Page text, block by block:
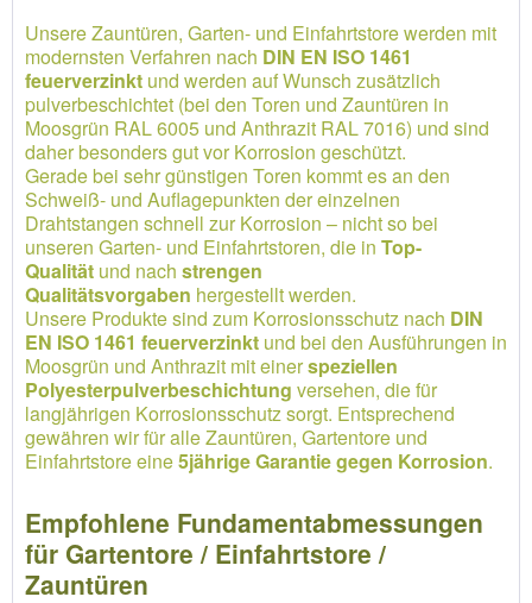
Unsere Zauntüren, Garten- und Einfahrtstore werden mit
modernsten Verfahren nach DIN EN ISO 1461
feuerverzinkt und werden auf Wunsch zusätzlich
pulverbeschichtet (bei den Toren und Zauntüren in
Moosgrün RAL 6005 und Anthrazit RAL 7016) und sind
daher besonders gut vor Korrosion geschützt.
Gerade bei sehr günstigen Toren kommt es an den
Schweiß- und Auflagepunkten der einzelnen
Drahtstangen schnell zur Korrosion – nicht so bei
unseren Garten- und Einfahrtstoren, die in Top-
Qualität und nach strengen
Qualitätsvorgaben hergestellt werden.
Unsere Produkte sind zum Korrosionsschutz nach DIN
EN ISO 1461 feuerverzinkt und bei den Ausführungen in
Moosgrün und Anthrazit mit einerspeziellen
Polyesterpulverbeschichtung versehen, die für
langjährigen Korrosionsschutz sorgt. Entsprechend
gewähren wir für alle Zauntüren, Gartentore und
Einfahrtstore eine5jährige Garantie gegen Korrosion.
Empfohlene Fundamentabmessungen
für Gartentore / Einfahrtstore /
Zauntüren